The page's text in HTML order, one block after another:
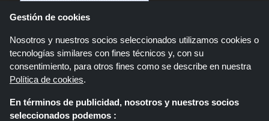
Shoppingspout.com/es es un sitio web que presenta ofertas, descuentos y
Gestión de cookies
Nosotros y nuestros socios seleccionados utilizamos cookies o
tecnologías similares con fines técnicos y, con su
consentimiento, para otros fines como se describe en nuestra
Política de cookies.
En términos de publicidad, nosotros y nuestros socios
seleccionados podemos :